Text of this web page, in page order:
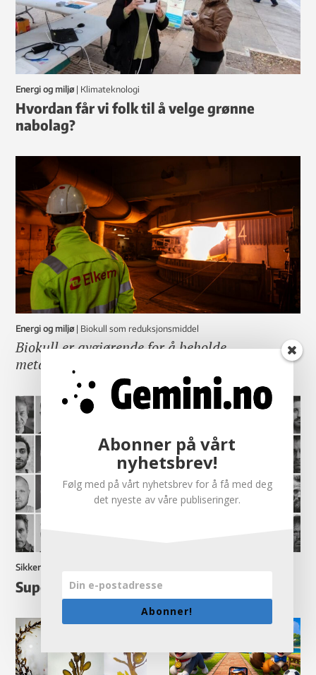
Energi og miljø | klimateknologi
Hvordan får vi folk til å velge grønne
nabolag?
Energi og miljø | Biokull som reduksjonsmiddel
Biokull er avgjørende for å beholde
metallindustri i Norge
Sikkerhet og beredskap
Supergjenkjennere kan avsløre id-svindel
Abonner på vårt
nyhetsbrev!
Følg med på vårt nyhetsbrev for å få med deg
det nyeste av våre publiseringer.
Abonner!